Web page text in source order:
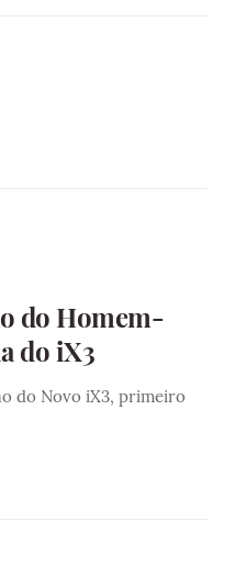
do Homem-
do iX3
do Novo iX3, primeiro